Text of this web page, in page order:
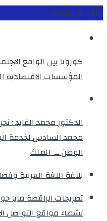
الأكثر مشاهدة
كورونا بين الواقع
المؤسسات الاقتصادية
الدكتور محمد الفايد :
محمد السادس لخدمة
الوطن ــ الملك
بلاغة اللغة العربية
تصريحات الراقصة مايا
نشطاء مواقع التواصل